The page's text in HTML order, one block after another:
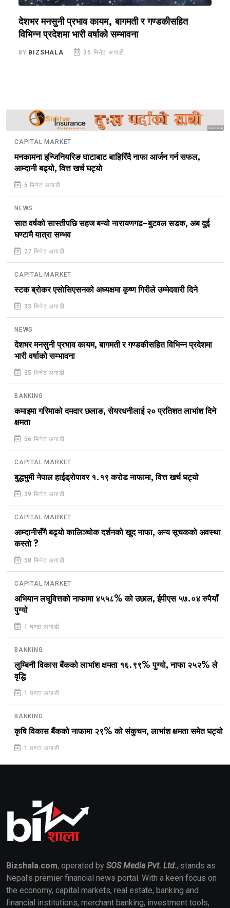
देशभर मनसुनी प्रभाव कायम, बागमती र गण्डकीसहित
विभिन्न प्रदेशमा भारी वर्षाको सम्भावना
BY BIZSHALA 35 मिनेट अगाडी
Sponsored
CAPITAL MARKET
मनकामना इन्जिनियरिङ घाटाबाट बाहिरिँदै नाफा आर्जन गर्न सफल,
आम्दानी बढ्यो, वित्त खर्च घट्यो
5 मिनेट अगाडी
NEWS
सात वर्षको सास्तीपछि सहज बन्यो नारायणगढ–बुटवल सडक, अब दुई
घण्टामै यात्रा सम्भव
27 मिनेट अगाडी
CAPITAL MARKET
स्टक ब्रोकर एसोसिएसनको अध्यक्षमा कृष्ण गिरीले उम्मेदवारी दिने
33 मिनेट अगाडी
NEWS
देशभर मनसुनी प्रभाव कायम, बागमती र गण्डकीसहित विभिन्न प्रदेशमा
भारी वर्षाको सम्भावना
35 मिनेट अगाडी
BANKING
कमाइमा गरिमाको दमदार छलाङ, सेयरधनीलाई २० प्रतिशत लाभांश दिने
क्षमता
56 मिनेट अगाडी
CAPITAL MARKET
बुद्धभुमी नेपाल हाईड्रोपावर १.१९ करोड नाफामा, वित्त खर्च घट्यो
39 मिनेट अगाडी
CAPITAL MARKET
आम्दानीसँगै बढ्यो कालिञ्चोक दर्शनको खुद नाफा, अन्य सूचकको अवस्था
कस्तो ?
58 मिनेट अगाडी
CAPITAL MARKET
अभियान लघुवित्तको नाफामा ४५५८% को उछाल, ईपीएस ५७.०४ रुपैयाँ
पुग्यो
1 घण्टा अगाडी
BANKING
लुम्बिनी विकास बैंकको लाभांश क्षमता १६.९९% पुग्यो, नाफा २५२% ले
वृद्धि
1 घण्टा अगाडी
BANKING
कृषि विकास बैंकको नाफामा २९% को संकुचन, लाभांश क्षमता समेत घट्यो
1 घण्टा अगाडी
Bizshala.com, operated by SOS Media Pvt. Ltd., stands as
Nepal's premier financial news portal. With a keen focus on
the economy, capital markets, real estate, banking and
financial institutions, merchant banking, investment tools,